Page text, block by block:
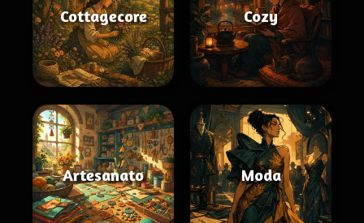
Cottagecore Cozy
Artesanato Moda